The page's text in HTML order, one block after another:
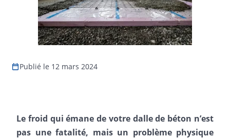
Publié le 12 mars 2024
Le froid qui émane de votre dalle de béton n’est
pas une fatalité, mais un problème physique